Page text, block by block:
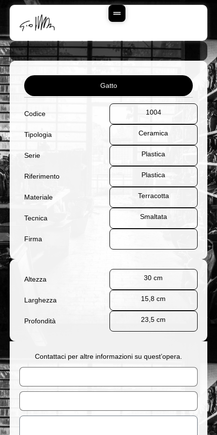
Contenuto
Gatto
Codice 1004
Tipologia Ceramica
Serie Plastica
Riferimento Plastica
Materiale Terracotta
Tecnica Smaltata
Firma
Altezza 30 cm
Larghezza 15,8 cm
Profondità 23,5 cm
Contattaci per altre informazioni su quest’opera.
Nome
Email
Messaggio